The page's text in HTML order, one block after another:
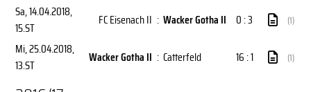
Sa, 14.04.2018,
15.ST
FC Eisenach II : Wacker Gotha II 0 : 3 (1)
Mi, 25.04.2018,
13.ST
Wacker Gotha II : Catterfeld 16 : 1 (1)